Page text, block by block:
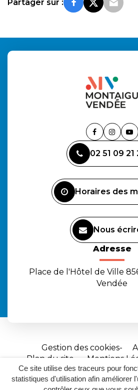
Ce site utilise des traceurs pour
statistiques d'utilisation afin améliorer
Partager sur :
Lien
le
compte
Lien
le
la
02 51 09 21
Horaires des
Nous
Adresse
Place de l'Hôtel de Ville
Vendée
Gestion des cookies
Plan du site
Mentions
Site